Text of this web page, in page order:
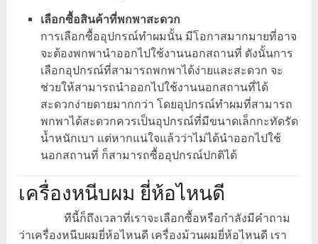
เลือกซื้อสินค้าที่พกพาสะดวก
การเลือกซื้ออุปกรณ์ทำผมนั้น มีโอกาสมากมายที่อาจ
จะต้องพกพานำออกไปใช้งานนอกสถานที่ ดังนั้นการ
เลือกอุปกรณ์ที่สามารถพกพาได้ง่ายและสะดวก จะ
ช่วยให้สามารถนำออกไปใช้งานนอกสถานที่ได้
สะดวกง่ายดายมากกว่า โดยอุปกรณ์ทำผมที่สามารถ
พกพาได้สะดวกควรเป็นอุปกรณ์ที่มีขนาดเล็กกะทัดรัด
น้ำหนักเบา แต่หากแน่ใจแล้วว่าไม่ได้นำออกไปใช้
นอกสถานที่ ก็สามารถซื้ออุปกรณ์ปกติได้
เครื่องหนีบผม ยี่ห้อไหนดี
ทีนี้ก็ถึงเวลาที่เราจะเลือกซื้อหรือกำลังมีคำถาม
ว่าเครื่องหนีบผมยี่ห้อไหนดี เครื่องม้วนผมยี่ห้อไหนดี เรา